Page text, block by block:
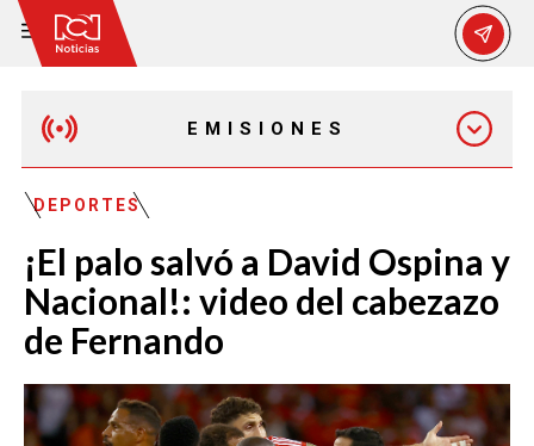
EMISIONES
EMISIÓN 12:30 PM
EMISIÓN 7:00 PM
EMISIÓN 11:30 PM
DEPORTES
¡El palo salvó a David Ospina y
Nacional!: video del cabezazo
de Fernando